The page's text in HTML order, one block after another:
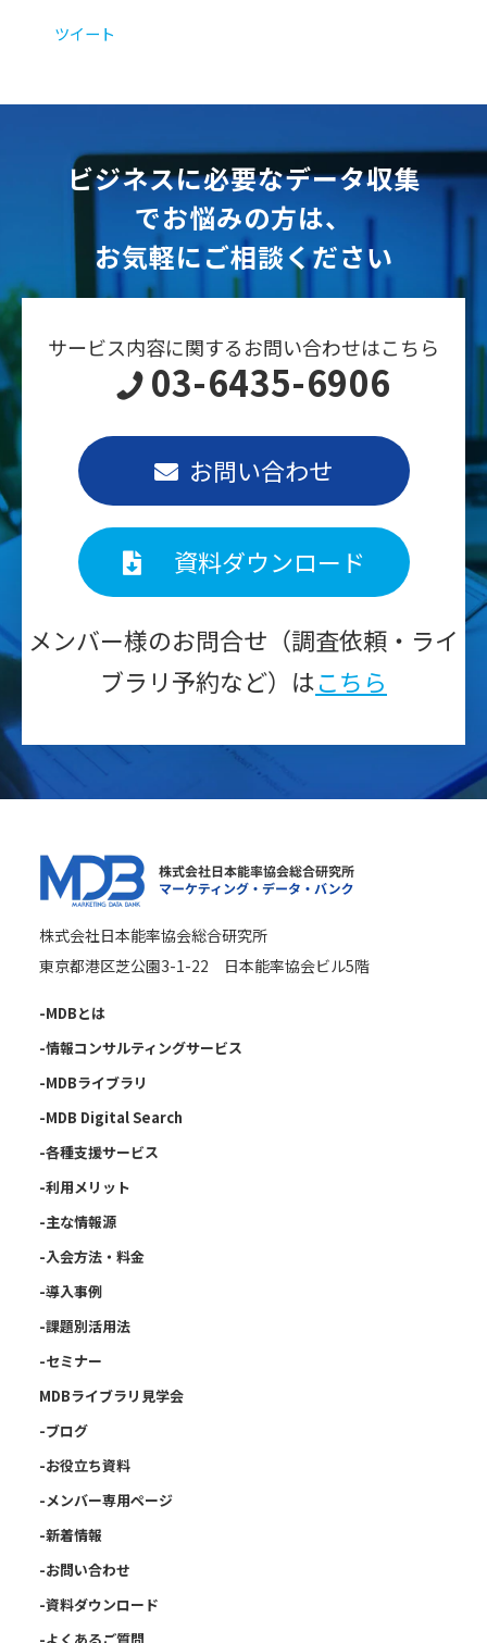
ツイート
ビジネスに必要なデータ収集
でお悩みの方は、
お気軽にご相談ください
サービス内容に関するお問い合わせはこちら
03-6435-6906
お問い合わせ
資料ダウンロード
メンバー様のお問合せ（調査依頼・ライ
ブラリ予約など）はこちら
株式会社日本能率協会総合研究所
東京都港区芝公園3-1-22 日本能率協会ビル5階
-MDBとは
-情報コンサルティングサービス
-MDBライブラリ
-MDB Digital Search
-各種支援サービス
-利用メリット
-主な情報源
-入会方法・料金
-導入事例
-課題別活用法
-セミナー
MDBライブラリ見学会
-ブログ
-お役立ち資料
-メンバー専用ページ
-新着情報
-お問い合わせ
-資料ダウンロード